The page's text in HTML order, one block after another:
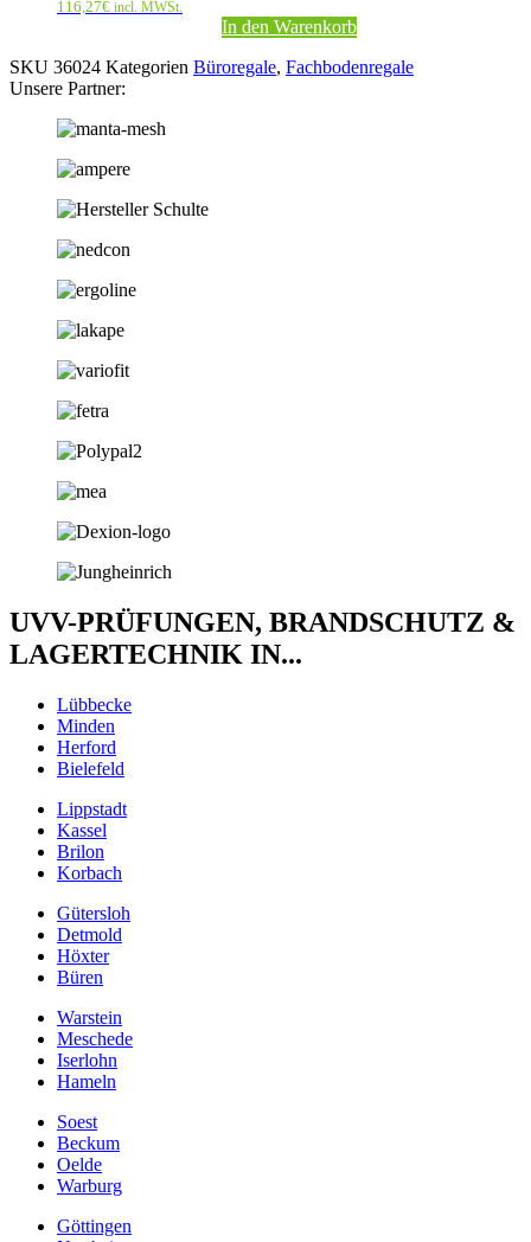
116,27€ incl. MWSt.
In den Warenkorb
SKU 36024 Kategorien Büroregale, Fachbodenregale
Unsere Partner:
UVV-PRÜFUNGEN, BRANDSCHUTZ &
LAGERTECHNIK IN...
Lübbecke
Minden
Herford
Bielefeld
Lippstadt
Kassel
Brilon
Korbach
Gütersloh
Detmold
Höxter
Büren
Warstein
Meschede
Iserlohn
Hameln
Soest
Beckum
Oelde
Warburg
Göttingen